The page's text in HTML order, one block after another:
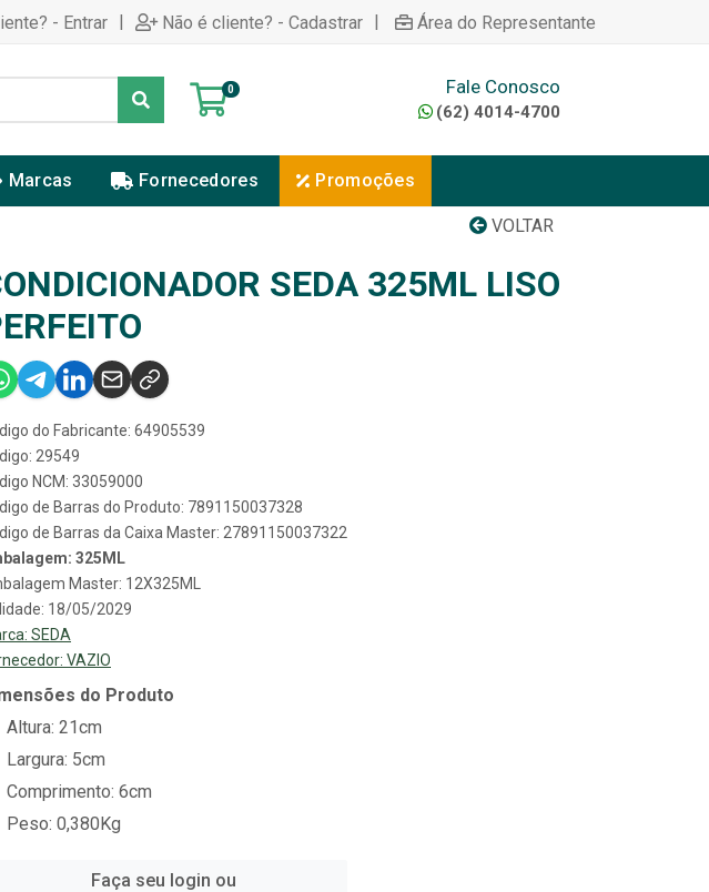
- Entrar | Não é cliente? - Cadastrar | Área do Representante
0 Fale Conosco
(62) 4014-4700
Marcas Fornecedores Promoções
VOLTAR
SEDA 325ML LISO
do Fabricante: 64905539
29549
NCM: 33059000
de Barras do Produto: 7891150037328
de Barras da Caixa Master: 27891150037322
325ML
Master: 12X325ML
18/05/2029
SEDA
VAZIO
do Produto
Altura: 21cm
Largura: 5cm
Comprimento: 6cm
Peso: 0,380Kg
Faça seu login ou